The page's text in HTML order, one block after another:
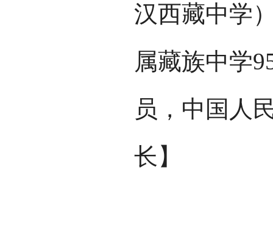
汉西藏中学
属藏族中学
员，中国人
长】